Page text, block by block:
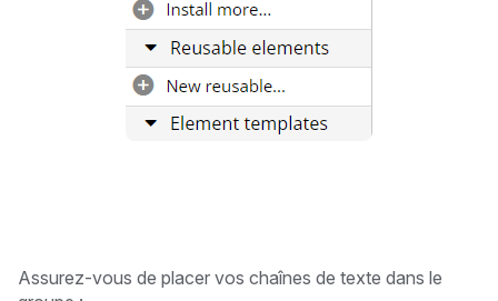
Assurez-vous de placer vos chaînes de texte dans le